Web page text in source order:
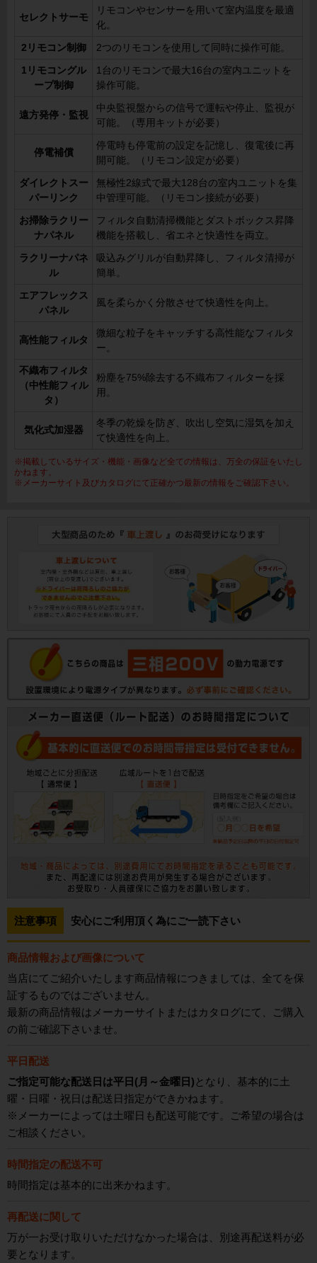
セレクトサーモ
リモコンやセンサーを用いて室内温度を最適
化。
2リモコン制御 2つのリモコンを使用して同時に操作可能。
1リモコングル
ープ制御
1台のリモコンで最大16台の室内ユニットを
操作可能。
遠方発停・監視
中央監視盤からの信号で運転や停止、監視が
可能。（専用キットが必要）
停電補償
停電時も停電前の設定を記憶し、復電後に再
開可能。（リモコン設定が必要）
ダイレクトスー
パーリンク
無極性2線式で最大128台の室内ユニットを集
中管理可能。（リモコン接続が必要）
お掃除ラクリー
ナパネル
フィルタ自動清掃機能とダストボックス昇降
機能を搭載し、省エネと快適性を両立。
ラクリーナパネ
ル
吸込みグリルが自動昇降し、フィルタ清掃が
簡単。
エアフレックス
パネル
風を柔らかく分散させて快適性を向上。
高性能フィルタ
微細な粒子をキャッチする高性能なフィルタ
ー。
不織布フィルタ
（中性能フィル
タ）
粉塵を75%除去する不織布フィルターを採
用。
気化式加湿器
冬季の乾燥を防ぎ、吹出し空気に湿気を加え
て快適性を向上。
※掲載しているサイズ・機能・画像など全ての情報は、万全の保証をいたし
かねます。
※メーカーサイト及びカタログにて正確かつ最新の情報をご確認下さい。
注意事項 安心にご利用頂く為にご一読下さい
商品情報および画像について
当店にてご紹介いたします商品情報につきましては、全てを保
証するものではございません。
最新の商品情報はメーカーサイトまたはカタログにて、ご購入
の前ご確認下さいませ。
平日配送
ご指定可能な配送日は平日(月～金曜日) となり、基本的に土
曜・日曜・祝日は配送日指定ができかねます。
※メーカーによっては土曜日も配送可能です。ご希望の場合は
ご相談ください。
時間指定の配送不可
時間指定は基本的に出来かねます。
再配送に関して
万が一お受け取りいただけなかった場合は、別途再配送料が必
要となります。